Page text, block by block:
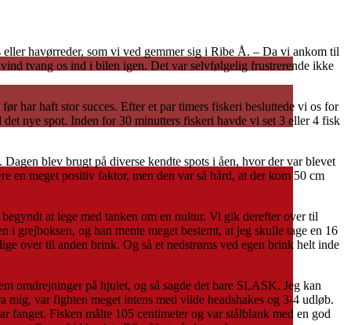
havørreder, som vi ved gemmer sig i Ribe Å. – Da vi ankom til
tvang os ind i bilen igen. Det var selvfølgelig frustrerende ikke
har haft stor succes. Efter et par timers fiskeri besluttede vi os for
nye spot. Inden for 30 minutters fiskeri havde vi set 3 eller 4 fisk
blev brugt på diverse kendte spots i åen, hvor der var blevet
en meget positiv faktor, men den var så hård, at der kom 50 cm
at lege med tanken om en nultur. Vi gik derefter over til
grejboksen, og han mente meget bestemt, at jeg skulle tage en 16
over til anden brink. Og så et nedstrøms ved egen brink helt inde
omdrejninger på hjulet, og så sagde det bare SLASK. Jeg kan
var fighten meget intens med vilde headshakes og 3-4 udløb.
fanget. Fisken målte 105 centimeter og var stålblank med en god